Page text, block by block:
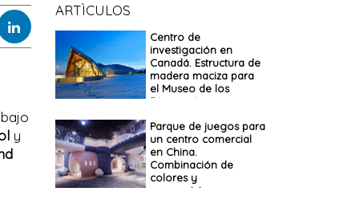
y
ARTÌCULOS
Centro de
investigación en
Canadá. Estructura de
madera maciza para
el Museo de los
Dinosaurios
Parque de juegos para
un centro comercial
en China.
Combinación de
colores y
composiciones